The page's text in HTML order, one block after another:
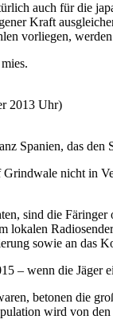
auch für die
Kraft
vorliegen,
2013 Uhr)
Spanien, das
Grindwale nicht in
sind die
lokalen
sowie an das
– wenn die Jäger
betonen die
wird von